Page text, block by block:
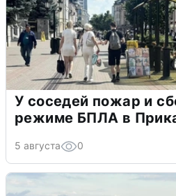
У соседей пожар и
режиме БПЛА в
5 августа 0